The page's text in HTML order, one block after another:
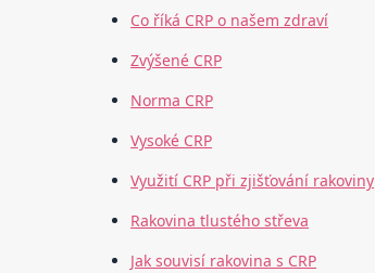
Co říká CRP o našem zdraví
Zvýšené CRP
Norma CRP
Vysoké CRP
Využití CRP při zjišťování rakoviny
Rakovina tlustého střeva
Jak souvisí rakovina s CRP